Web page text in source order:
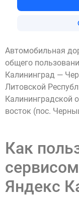
Автомобильная
общего
Калининград —
Литовской
Калининградской
восток (пос.
Как
Яндекс